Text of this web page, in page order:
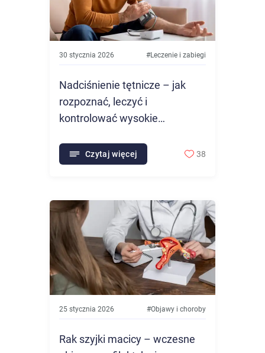
30 stycznia 2026 #Leczenie i zabiegi
Nadciśnienie tętnicze – jak
rozpoznać, leczyć i
kontrolować wysokie
Czytaj więcej 38
25 stycznia 2026 #Objawy i choroby
Rak szyjki macicy – wczesne